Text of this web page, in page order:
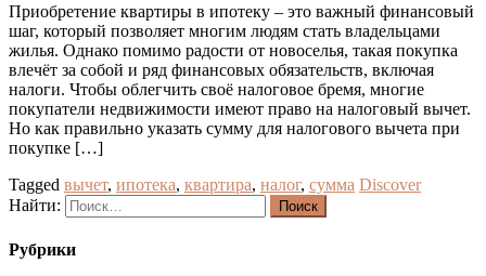
Приобретение квартиры в ипотеку – это важный финансовый
шаг, который позволяет многим людям стать владельцами
жилья. Однако помимо радости от новоселья, такая покупка
влечёт за собой и ряд финансовых обязательств, включая
налоги. Чтобы облегчить своё налоговое бремя, многие
покупатели недвижимости имеют право на налоговый вычет.
Но как правильно указать сумму для налогового вычета при
покупке […]
Tagged вычет, ипотека, квартира, налог, сумма Discover
Найти:
Рубрики